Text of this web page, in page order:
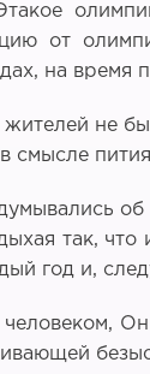
от
на время
жителей не
смысле
так, что
год и,
Он